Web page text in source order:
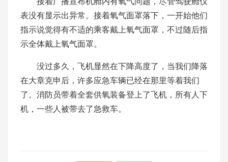
表没有显示出异常。接着氧气面罩落下，一开始他们
指示说觉得有不适的乘客戴上氧气面罩，不过随后指
示全体戴上氧气面罩。
没过多久，飞机显然在下降高度了，当我们降落
在大章克申后，许多应急车辆已经在那里等着我们
了。消防员带着全套供氧装备登上了飞机，所有人下
机，一些人被带去了急救车。